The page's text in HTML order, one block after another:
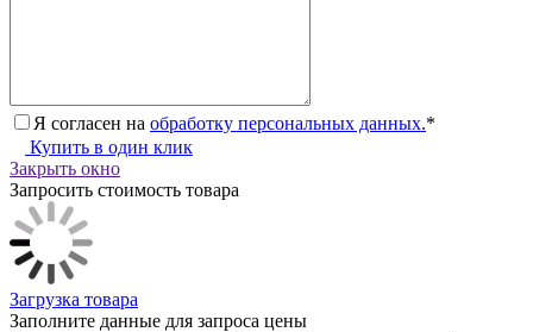
Я согласен на обработку персональных данных.*
Купить в один клик
Закрыть окно
Запросить стоимость товара
Загрузка товара
Заполните данные для запроса цены